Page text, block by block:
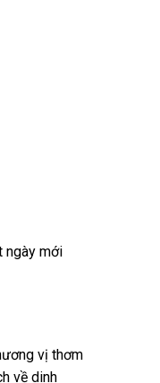
ngày mới
vị thơm
về dinh